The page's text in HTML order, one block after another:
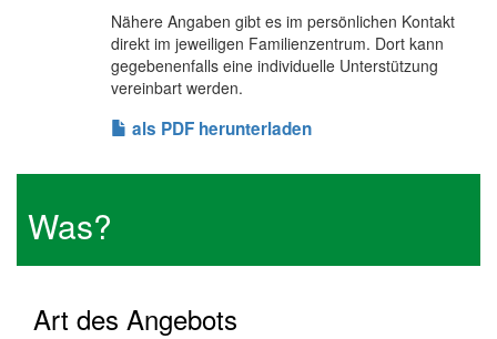
Nähere Angaben gibt es im persönlichen Kontakt
direkt im jeweiligen Familienzentrum. Dort kann
gegebenenfalls eine individuelle Unterstützung
vereinbart werden.
als PDF herunterladen
Was?
Art des Angebots